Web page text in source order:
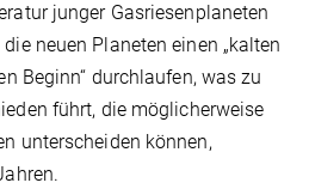
junger Gasriesenplaneten
neuen Planeten einen „kalten
Beginn“ durchlaufen, was zu
führt, die möglicherweise
unterscheiden können,